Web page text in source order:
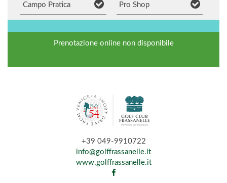
Campo Pratica Pro Shop
Prenotazione online non disponibile
+39 049-9910722
info@golffrassanelle.it
www.golffrassanelle.it